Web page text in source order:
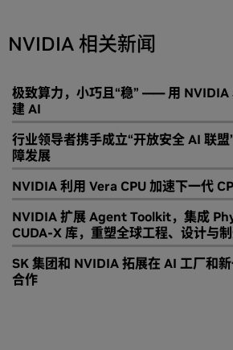
NVIDIA 相关新闻
极致算力，小巧且“稳” —— 用
建 AI
行业领导者携手成立“开放安全 AI 联
障发展
NVIDIA 利用 Vera CPU 加速下一代
NVIDIA 扩展 Agent Toolkit，集成
CUDA-X 库，重塑全球工程、设计与
SK 集团和 NVIDIA 拓展在 AI 工厂和
合作